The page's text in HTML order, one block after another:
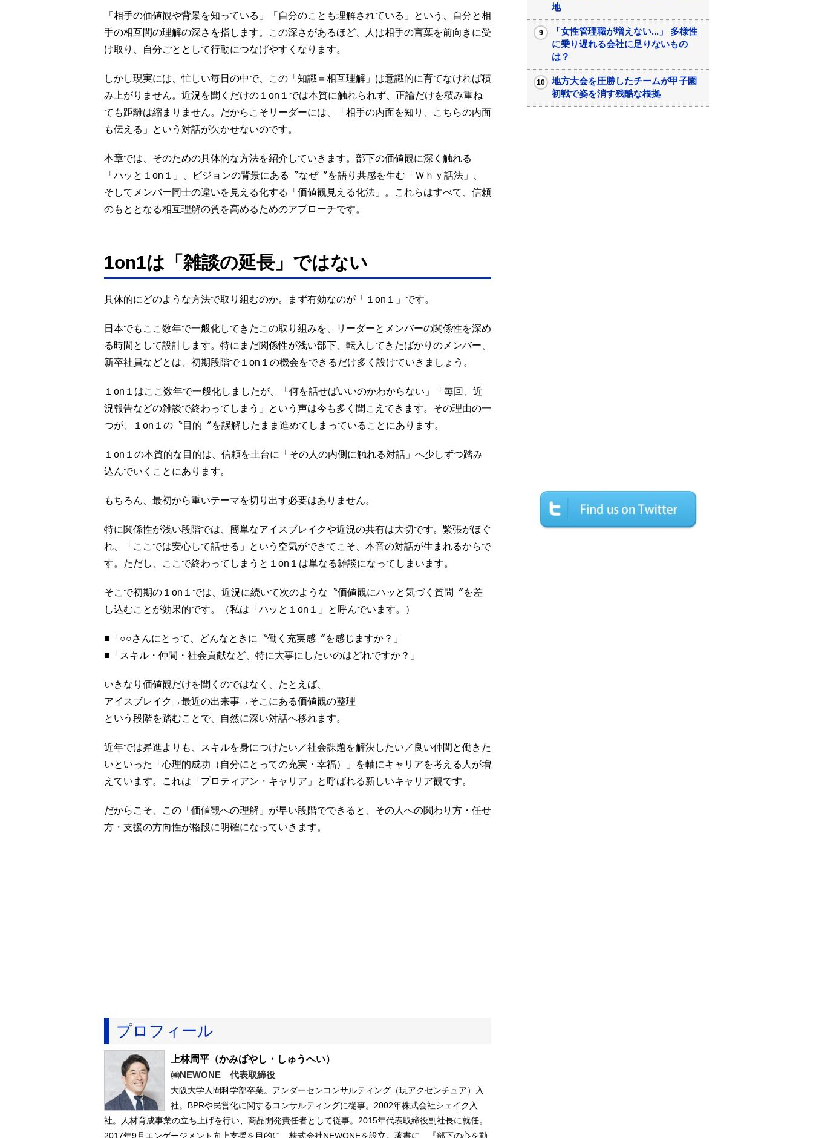
「相手の価値観や背景を知っている」「自分のことも理解されている」という、自分と相
手の相互間の理解の深さを指します。この深さがあるほど、人は相手の言葉を前向きに受
け取り、自分ごととして行動につなげやすくなります。
しかし現実には、忙しい毎日の中で、この「知識＝相互理解」は意識的に育てなければ積
み上がりません。近況を聞くだけの１on１では本質に触れられず、正論だけを積み重ね
ても距離は縮まりません。だからこそリーダーには、「相手の内面を知り、こちらの内面
も伝える」という対話が欠かせないのです。
本章では、そのための具体的な方法を紹介していきます。部下の価値観に深く触れる
「ハッと１on１」、ビジョンの背景にある〝なぜ〞を語り共感を生む「Ｗｈｙ話法」、
そしてメンバー同士の違いを見える化する「価値観見える化法」。これらはすべて、信頼
のもととなる相互理解の質を高めるためのアプローチです。
1on1は「雑談の延長」ではない
具体的にどのような方法で取り組むのか。まず有効なのが「１on１」です。
日本でもここ数年で一般化してきたこの取り組みを、リーダーとメンバーの関係性を深め
る時間として設計します。特にまだ関係性が浅い部下、転入してきたばかりのメンバー、
新卒社員などとは、初期段階で１on１の機会をできるだけ多く設けていきましょう。
１on１はここ数年で一般化しましたが、「何を話せばいいのかわからない」「毎回、近
況報告などの雑談で終わってしまう」という声は今も多く聞こえてきます。その理由の一
つが、１on１の〝目的〞を誤解したまま進めてしまっていることにあります。
１on１の本質的な目的は、信頼を土台に「その人の内側に触れる対話」へ少しずつ踏み
込んでいくことにあります。
もちろん、最初から重いテーマを切り出す必要はありません。
特に関係性が浅い段階では、簡単なアイスブレイクや近況の共有は大切です。緊張がほぐ
れ、「ここでは安心して話せる」という空気ができてこそ、本音の対話が生まれるからで
す。ただし、ここで終わってしまうと１on１は単なる雑談になってしまいます。
そこで初期の１on１では、近況に続いて次のような〝価値観にハッと気づく質問〞を差
し込むことが効果的です。（私は「ハッと１on１」と呼んでいます。）
■「○○さんにとって、どんなときに〝働く充実感〞を感じますか？」
■「スキル・仲間・社会貢献など、特に大事にしたいのはどれですか？」
いきなり価値観だけを聞くのではなく、たとえば、
アイスブレイク→最近の出来事→そこにある価値観の整理
という段階を踏むことで、自然に深い対話へ移れます。
近年では昇進よりも、スキルを身につけたい／社会課題を解決したい／良い仲間と働きた
いといった「心理的成功（自分にとっての充実・幸福）」を軸にキャリアを考える人が増
えています。これは「プロティアン・キャリア」と呼ばれる新しいキャリア観です。
だからこそ、この「価値観への理解」が早い段階でできると、その人への関わり方・任せ
方・支援の方向性が格段に明確になっていきます。
プロフィール
上林周平 （かみばやし・しゅうへい）
㈱NEWONE 代表取締役
大阪大学人間科学部卒業。アンダーセンコンサルティング（現アクセンチュア）入
社。BPRや民営化に関するコンサルティングに従事。2002年株式会社シェイク入
社。人材育成事業の立ち上げを行い、商品開発責任者として従事。2015年代表取締役副社長に就任。
2017年9月エンゲージメント向上支援を目的に、株式会社NEWONEを設立。著書に、『部下の心を動
地
「女性管理職が増えない...」 多様性
に乗り遅れる会社に足りないもの
は？
地方大会を圧勝したチームが甲子園
初戦で姿を消す残酷な根拠